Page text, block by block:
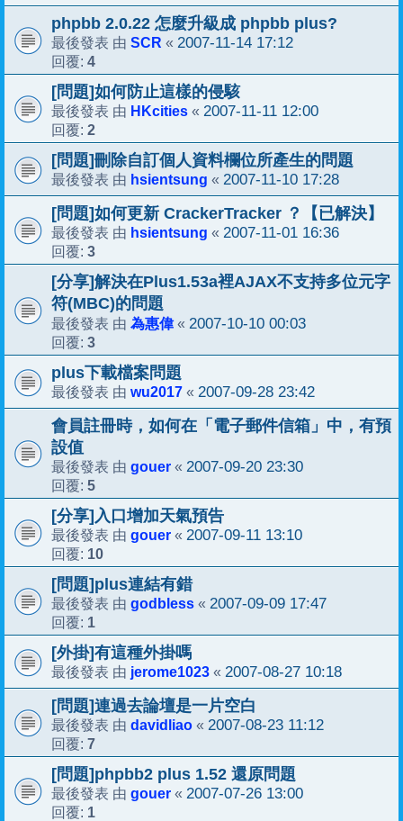
phpbb 2.0.22 怎麼升級成 phpbb plus?
最後發表 由 SCR « 2007-11-14 17:12
回覆: 4
[問題]如何防止這樣的侵駭
最後發表 由 HKcities « 2007-11-11 12:00
回覆: 2
[問題]刪除自訂個人資料欄位所產生的問題
最後發表 由 hsientsung « 2007-11-10 17:28
[問題]如何更新 CrackerTracker ？【已解決】
最後發表 由 hsientsung « 2007-11-01 16:36
回覆: 3
[分享]解決在Plus1.53a裡AJAX不支持多位元字
符(MBC)的問題
最後發表 由 為惠偉« 2007-10-10 00:03
回覆: 3
plus下載檔案問題
最後發表 由 wu2017 « 2007-09-28 23:42
會員註冊時，如何在「電子郵件信箱」中，有預
設值
最後發表 由 gouer « 2007-09-20 23:30
回覆: 5
[分享]入口增加天氣預告
最後發表 由 gouer « 2007-09-11 13:10
回覆: 10
[問題]plus連結有錯
最後發表 由 godbless « 2007-09-09 17:47
回覆: 1
[外掛]有這種外掛嗎
最後發表 由 jerome1023 « 2007-08-27 10:18
[問題]連過去論壇是一片空白
最後發表 由 davidliao « 2007-08-23 11:12
回覆: 7
[問題]phpbb2 plus 1.52 還原問題
最後發表 由 gouer « 2007-07-26 13:00
回覆: 1